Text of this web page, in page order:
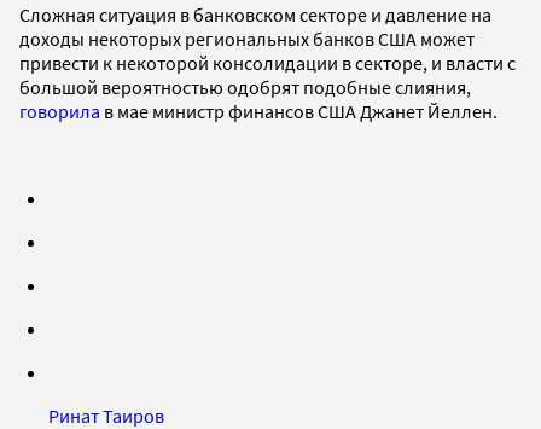
Сложная ситуация в банковском секторе и давление на
доходы некоторых региональных банков США может
привести к некоторой консолидации в секторе, и власти с
большой вероятностью одобрят подобные слияния,
говорила в мае министр финансов США Джанет Йеллен.
Ринат Таиров